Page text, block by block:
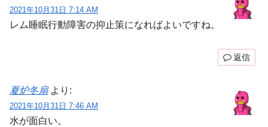
2021年10月31日 7:14 AM
レム睡眠行動障害の抑止策になればよいですね。
返信
夏炉冬扇 より:
2021年10月31日 7:46 AM
水が面白い。